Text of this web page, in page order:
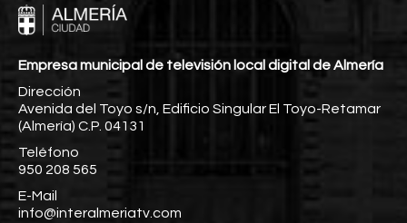
Empresa municipal de televisión local digital de Almería
Dirección
Avenida del Toyo s/n, Edificio Singular El Toyo-Retamar
(Almería) C.P. 04131
Teléfono
950 208 565
E-Mail
info@interalmeriatv.com